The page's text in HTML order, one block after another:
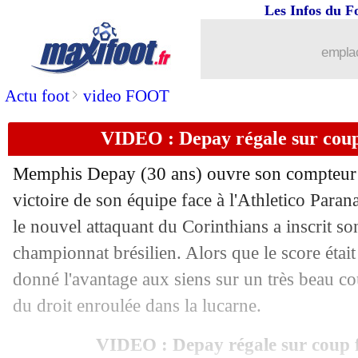
Actu foot> video FOOT
Les Infos du
VIDEO : Depay régale sur
Memphis Depay (30 ans) ouvre son
victoire de son équipe face à l'Athletico
le nouvel attaquant du Corinthians a inscrit
championnat brésilien. Alors que le score
donné l'avantage aux siens sur un très beau
du droit enroulée dans la lucarne.
VIDEO : Depay régale sur coup
: Ederson serein pour
18/10 Divers: la fatigue, Rummenigge vise
18/10 OM: De Zerbi confirme la tendance
: Hernandez de retour en
18/10 Strasbourg: 2 titulaires absents
18/10 OM: Rabiot sera titulaire à
18/10 Juve: la presse italienne répond à
18/10